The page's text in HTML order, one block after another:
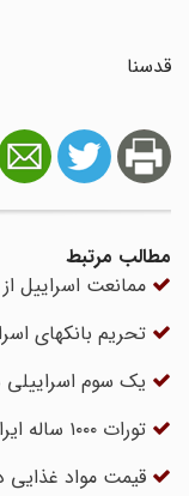
قدسنا
مطالب مرتبط
ممانعت اسراییل از
تحریم بانکهای
یک سوم اسراییلی
تورات ۱۰۰۰ ساله ایران به اسراییل برده شد
قیمت مواد غذایی در